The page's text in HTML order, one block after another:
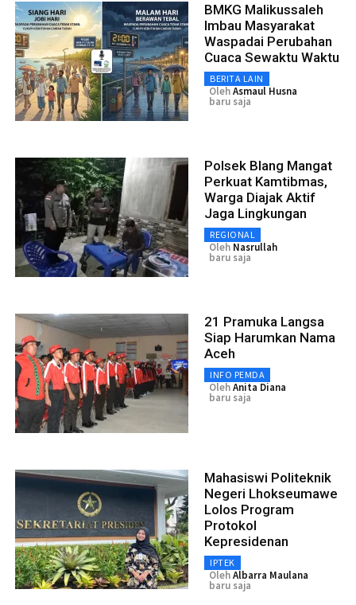
BMKG Malikussaleh
Imbau Masyarakat
Waspadai Perubahan
Cuaca Sewaktu Waktu
BERITA LAIN
OlehAsmaul Husna
baru saja
Polsek Blang Mangat
Perkuat Kamtibmas,
Warga Diajak Aktif
Jaga Lingkungan
REGIONAL
Oleh Nasrullah
baru saja
21 Pramuka Langsa
Siap Harumkan Nama
Aceh
INFO PEMDA
OlehAnita Diana
baru saja
Mahasiswi Politeknik
Negeri Lhokseumawe
Lolos Program
Protokol
Kepresidenan
IPTEK
OlehAlbarra Maulana
baru saja